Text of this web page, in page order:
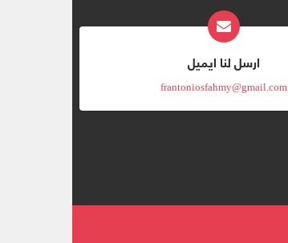
ارسل لنا ايميل
frantoniosfahmy@gmail.com